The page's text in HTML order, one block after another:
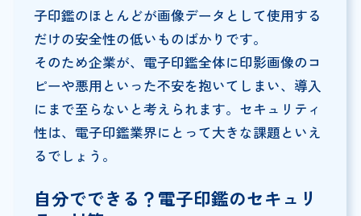
子印鑑のほとんどが画像データとして使用する
だけの安全性の低いものばかりです。
そのため企業が、電子印鑑全体に印影画像のコ
ピーや悪用といった不安を抱いてしまい、導入
にまで至らないと考えられます。セキュリティ
性は、電子印鑑業界にとって大きな課題といえ
るでしょう。
自分でできる？電子印鑑のセキュリ